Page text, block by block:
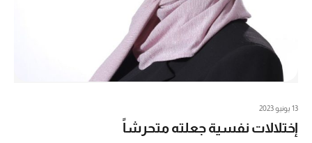
13 يونيو 2023
إختلالات نفسية جعلته متحرشاً